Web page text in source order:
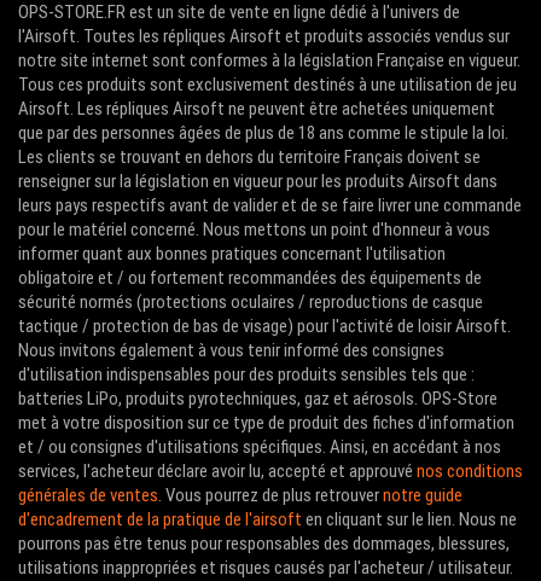
OPS-STORE.FR est un site de vente en ligne dédié à l'univers de
l'Airsoft. Toutes les répliques Airsoft et produits associés vendus sur
notre site internet sont conformes à la législation Française en vigueur.
Tous ces produits sont exclusivement destinés à une utilisation de jeu
Airsoft. Les répliques Airsoft ne peuvent être achetées uniquement
que par des personnes âgées de plus de 18 ans comme le stipule la loi.
Les clients se trouvant en dehors du territoire Français doivent se
renseigner sur la législation en vigueur pour les produits Airsoft dans
leurs pays respectifs avant de valider et de se faire livrer une commande
pour le matériel concerné. Nous mettons un point d'honneur à vous
informer quant aux bonnes pratiques concernant l'utilisation
obligatoire et / ou fortement recommandées des équipements de
sécurité normés (protections oculaires / reproductions de casque
tactique / protection de bas de visage) pour l'activité de loisir Airsoft.
Nous invitons également à vous tenir informé des consignes
d'utilisation indispensables pour des produits sensibles tels que :
batteries LiPo, produits pyrotechniques, gaz et aérosols. OPS-Store
met à votre disposition sur ce type de produit des fiches d'information
et / ou consignes d'utilisations spécifiques. Ainsi, en accédant à nos
services, l'acheteur déclare avoir lu, accepté et approuvé nos conditions
générales de ventes. Vous pourrez de plus retrouvernotre guide
d'encadrement de la pratique de l'airsoft en cliquant sur le lien. Nous ne
pourrons pas être tenus pour responsables des dommages, blessures,
utilisations inappropriées et risques causés par l'acheteur / utilisateur.